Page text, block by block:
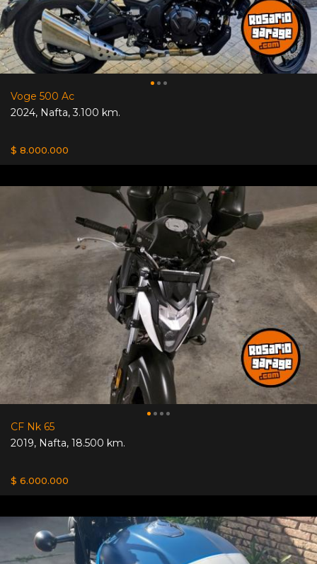
Voge 500 Ac
2024, Nafta,3.100 km.
$ 8.000.000
CF Nk 65
2019, Nafta, 18.500 km.
$ 6.000.000